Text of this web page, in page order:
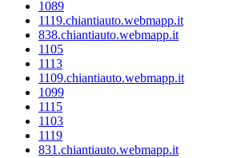
1089
1119.chiantiauto.webmapp.it
838.chiantiauto.webmapp.it
1105
1113
1109.chiantiauto.webmapp.it
1099
1115
1103
1119
831.chiantiauto.webmapp.it